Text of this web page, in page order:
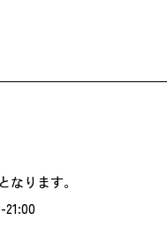
なります。